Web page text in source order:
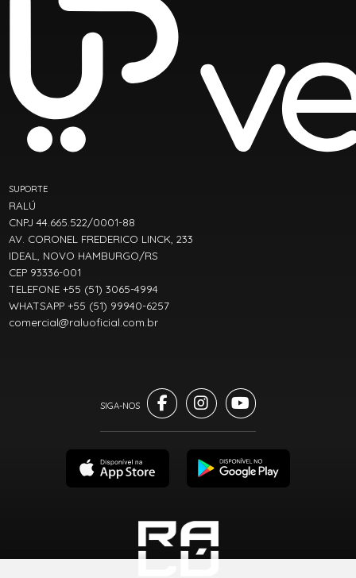
SUPORTE
RALÚ
CNPJ 44.665.522/0001-88
AV. CORONEL FREDERICO LINCK, 233
IDEAL, NOVO HAMBURGO/RS
CEP 93336-001
TELEFONE +55 (51) 3065-4994
WHATSAPP +55 (51) 99940-6257
comercial@raluoficial.com.br